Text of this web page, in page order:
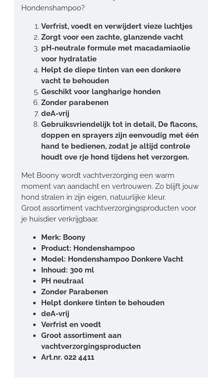
Hondenshampoo?
Verfrist, voedt en verwijdert vieze luchtjes
Zorgt voor een zachte, glanzende vacht
pH-neutrale formule met macadamiaolie
voor hydratatie
Helpt de diepe tinten van een donkere
vacht te behouden
Geschikt voor langharige honden
Zonder parabenen
deA-vrij
Gebruiksvriendelijk tot in detail, De flacons,
doppen en sprayers zijn eenvoudig met één
hand te bedienen, zodat je altijd controle
houdt ove rje hond tijdens het verzorgen.
Met Boony wordt vachtverzorging een warm
moment van aandacht en vertrouwen. Zo blijft jouw
hond stralen in zijn eigen, natuurlijke kleur.
Groot assortiment vachtverzorgingsproducten voor
je huisdier verkrijgbaar.
Merk: Boony
Product: Hondenshampoo
Model: Hondenshampoo Donkere Vacht
Inhoud: 300 ml
PH neutraal
Zonder Parabenen
Helpt donkere tinten te behouden
deA-vrij
Verfrist en voedt
Groot assortiment aan
vachtverzorgingsproducten
Art.nr. 022 4411